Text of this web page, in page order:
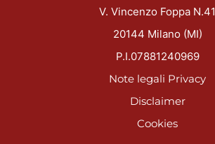
V. Vincenzo Foppa N.41
20144 Milano (MI)
P.I.07881240969
Note legali Privacy
Disclaimer
Cookies